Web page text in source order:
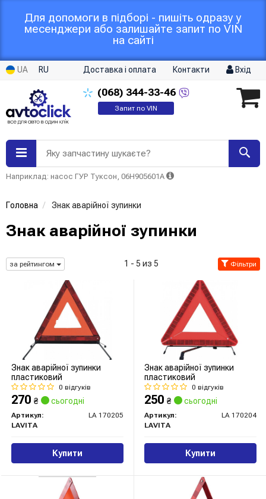
Для допомоги в підборі - пишіть одразу у
месенджери або залишайте запит по VIN
на сайті
UA RU Доставка і оплата Контакти Вхід
(068) 344-33-46
Запит по VIN
Яку запчастину шукаєте?
Наприклад: насос ГУР Туксон, 06H905601A
Головна Знак аварійної зупинки
Знак аварійної зупинки
за рейтингом 1 - 5 из 5 Фільтри
Знак аварійної зупинки
пластиковий
0 відгуків
270 ₴ сьогодні
Артикул:
LA 170205
LAVITA
Купити
Знак аварійної зупинки
пластиковий
0 відгуків
250 ₴ сьогодні
Артикул:
LA 170204
LAVITA
Купити